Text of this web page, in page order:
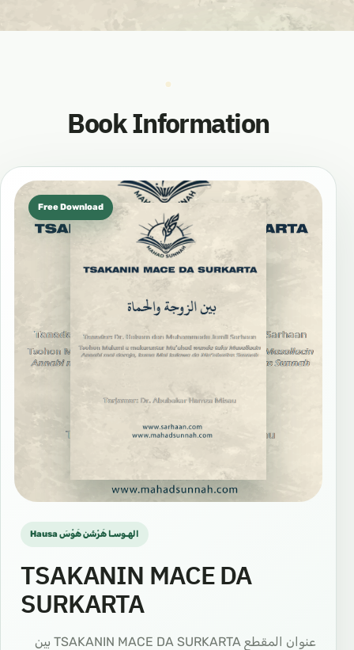
Book Information
Free Download
Hausa الهـوسـا هَرْشَن هَوْسَ
TSAKANIN MACE DA
SURKARTA
عنوان المقطع TSAKANIN MACE DA SURKARTA بين